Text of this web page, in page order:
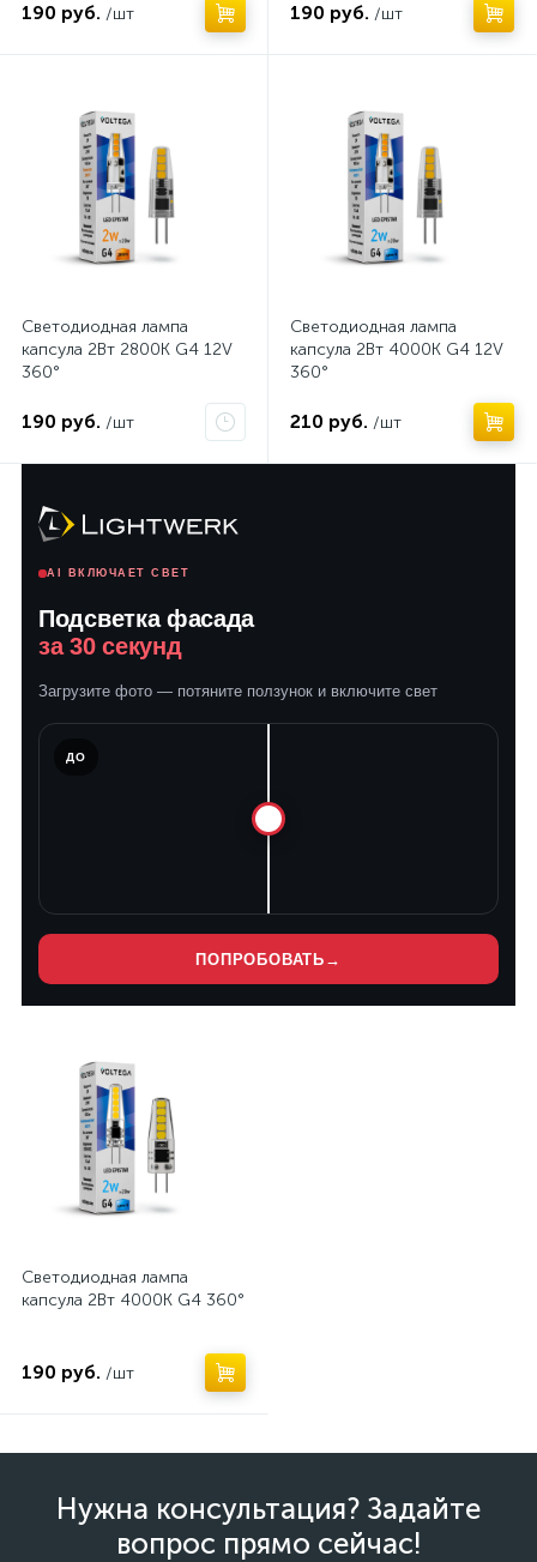
190 руб. /шт 190 руб. /шт
Светодиодная лампа
капсула 2Вт 2800K G4 12V
360°
190 руб. /шт
Светодиодная лампа
капсула 2Вт 4000K G4 12V
360°
210 руб. /шт
AI ВКЛЮЧАЕТ СВЕТ
Подсветка фасада
за 30 секунд
Загрузите фото — потяните ползунок и включите свет
ДО
ПОПРОБОВАТЬ →
Светодиодная лампа
капсула 2Вт 4000K G4 360°
190 руб. /шт
Нужна консультация? Задайте
вопрос прямо сейчас!